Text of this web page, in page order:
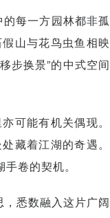
每一方园林都非孤
山与花鸟虫鱼相映
步换景”的中式空间
可能有机关偶现。
藏着江湖的奇遇。
卷的契机。
悉数融入这片广阔